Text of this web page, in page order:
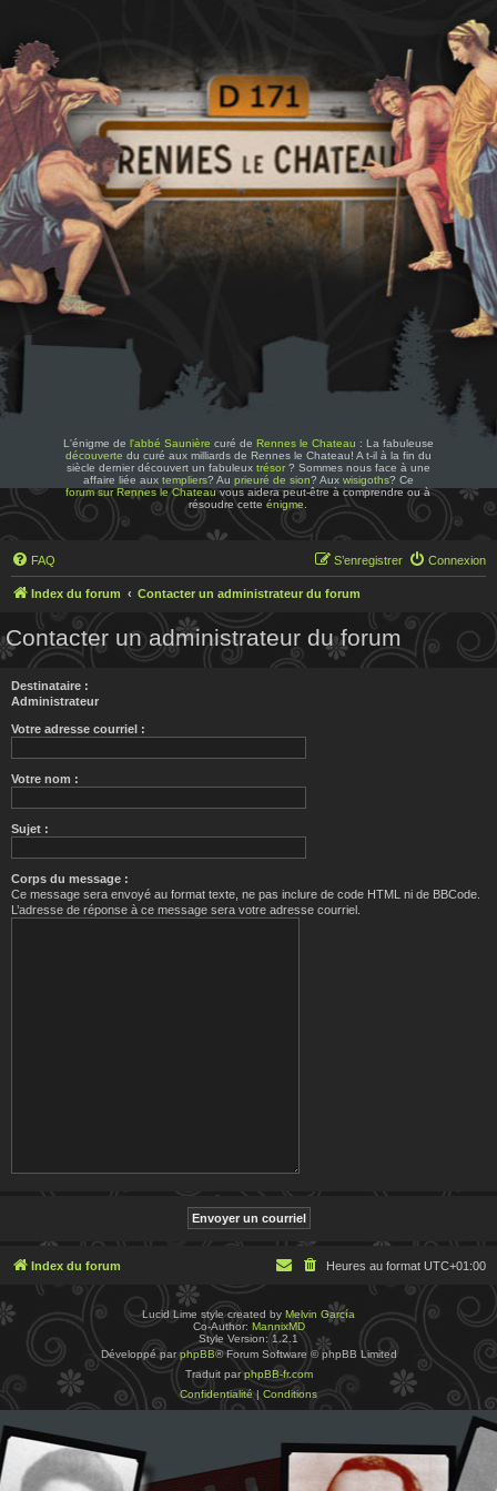
L'énigme de l'abbé Saunière curé de Rennes le Chateau : La fabuleuse
découverte du curé aux milliards de Rennes le Chateau! A t-il à la fin du
siècle dernier découvert un fabuleux trésor? Sommes nous face à une
affaire liée aux templiers? Au prieuré de sion? Aux wisigoths? Ce
forum sur Rennes le Chateauvous aidera peut-être à comprendre ou à
résoudre cetteénigme
FAQ Connexion
S’enregistrer
Index du forum Contacter un administrateur du forum
Contacter un administrateur du forum
Destinataire :
Administrateur
Votre adresse courriel :
Votre nom :
Sujet :
Corps du message :
Ce message sera envoyé au format texte, ne pas inclure de code HTML ni de BBCode.
L’adresse de réponse à ce message sera votre adresse courriel.
Index du forum Heures au format UTC+01:00
Lucid Lime style created by Melvin García
Co-Author: MannixMD
Style Version: 1.2.1
Développé parphpBB® Forum Software © phpBB Limited
Traduit parphpBB-fr.com
Confidentialité| Conditions